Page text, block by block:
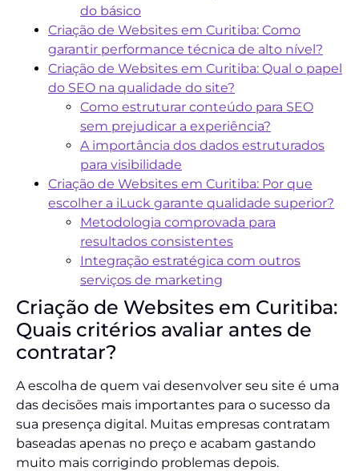
do básico
Criação de Websites em Curitiba: Como
garantir performance técnica de alto nível?
Criação de Websites em Curitiba: Qual o papel
do SEO na qualidade do site?
Como estruturar conteúdo para SEO
sem prejudicar a experiência?
A importância dos dados estruturados
para visibilidade
Criação de Websites em Curitiba: Por que
escolher a iLuck garante qualidade superior?
Metodologia comprovada para
resultados consistentes
Integração estratégica com outros
serviços de marketing
Criação de Websites em Curitiba:
Quais critérios avaliar antes de
contratar?
A escolha de quem vai desenvolver seu site é uma
das decisões mais importantes para o sucesso da
sua presença digital. Muitas empresas contratam
baseadas apenas no preço e acabam gastando
muito mais corrigindo problemas depois.